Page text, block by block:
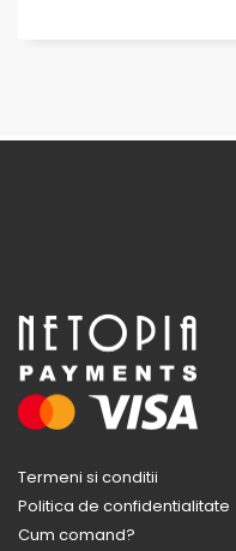
Termeni si conditii
Politica de confidentialitate
Cum comand?